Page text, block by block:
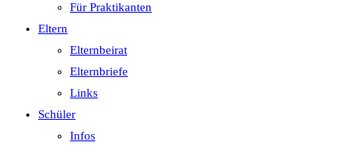
Für Praktikanten
Eltern
Elternbeirat
Elternbriefe
Links
Schüler
Infos